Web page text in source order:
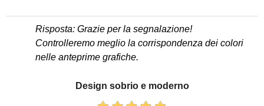
Risposta: Grazie per la segnalazione!
Controlleremo meglio la corrispondenza dei colori
nelle anteprime grafiche.
Design sobrio e moderno